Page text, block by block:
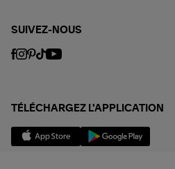
SUIVEZ-NOUS
TÉLÉCHARGEZ L'APPLICATION